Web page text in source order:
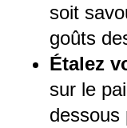
soit
goûts
Étalez
sur le
dessous